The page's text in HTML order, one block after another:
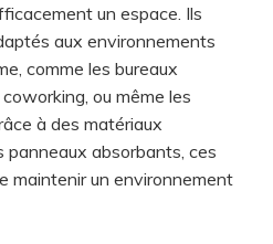
un espace. Ils
aux environnements
comme les bureaux
ou même les
à des matériaux
panneaux absorbants, ces
maintenir un environnement